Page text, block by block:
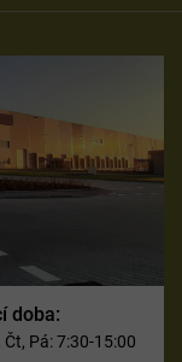
doba:
Čt, Pá: 7:30-15:00